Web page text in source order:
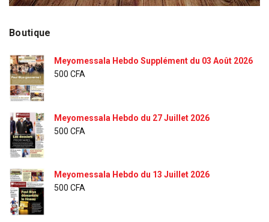
Boutique
Meyomessala Hebdo Supplément du 03 Août 2026
500 CFA
Meyomessala Hebdo du 27 Juillet 2026
500 CFA
Meyomessala Hebdo du 13 Juillet 2026
500 CFA